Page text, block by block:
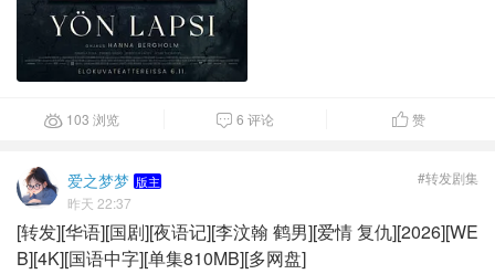
 103 浏览  6 评论 赞
爱之梦梦 版主
昨天 22:37
#转发剧集
[转发][华语][国剧][夜语记][李汶翰 鹤男][爱情 复仇][2026][WE
B][4K][国语中字][单集810MB][多网盘]